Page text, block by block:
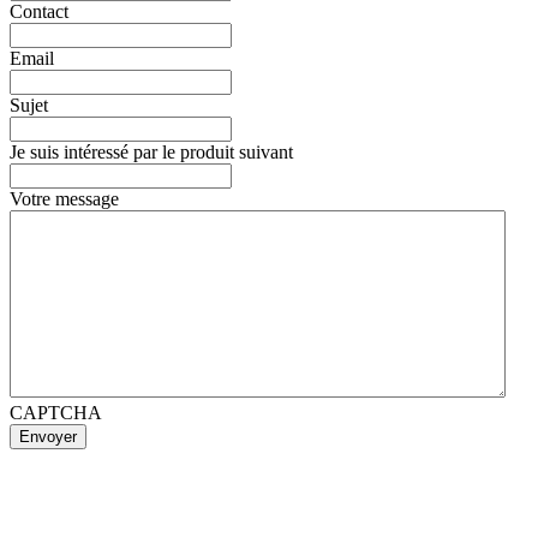
Contact
Email
Sujet
Je suis intéressé par le produit suivant
Votre message
CAPTCHA